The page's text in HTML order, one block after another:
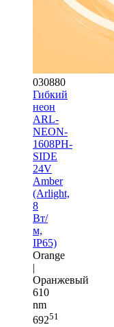
030880
Гибкий
неон
ARL-
NEON-
1608PH-
SIDE
24V
Amber
(Arlight,
8
Вт/
м,
IP65)
Orange
|
Оранжевый
610
nm
69251